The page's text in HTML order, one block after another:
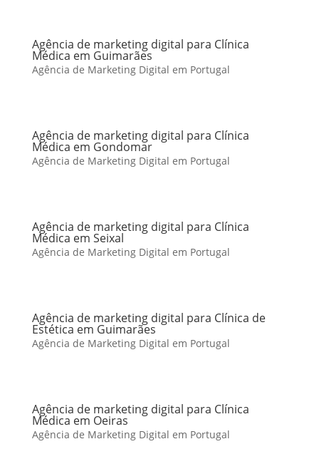
Agência de marketing digital para Clínica
Médica em Guimarães
Agência de Marketing Digital em Portugal
Agência de marketing digital para Clínica
Médica em Gondomar
Agência de Marketing Digital em Portugal
Agência de marketing digital para Clínica
Médica em Seixal
Agência de Marketing Digital em Portugal
Agência de marketing digital para Clínica de
Estética em Guimarães
Agência de Marketing Digital em Portugal
Agência de marketing digital para Clínica
Médica em Oeiras
Agência de Marketing Digital em Portugal